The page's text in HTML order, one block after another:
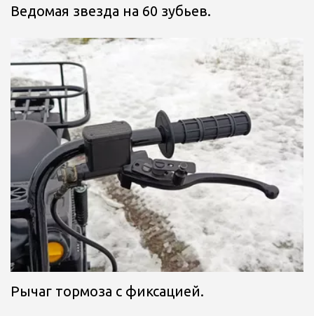
Ведомая звезда на 60 зубьев.
Рычаг тормоза с фиксацией.